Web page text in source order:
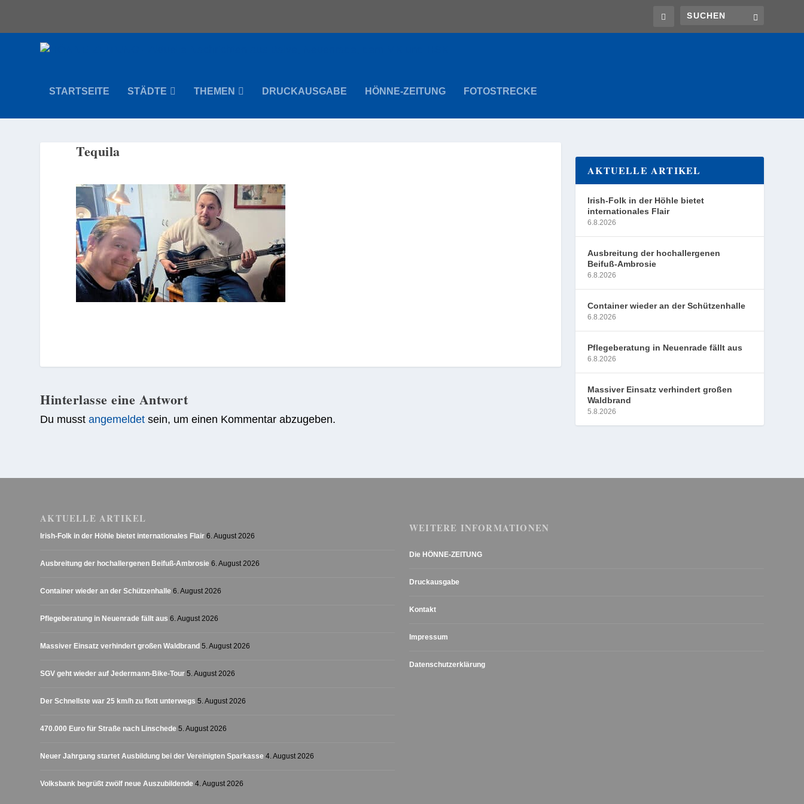
STARTSEITE STÄDTE THEMEN DRUCKAUSGABE HÖNNE-ZEITUNG FOTOSTRECKE
Tequila
Hinterlasse eine Antwort
Du musstangemeldet sein, um einen Kommentar abzugeben.
AKTUELLE ARTIKEL
Irish-Folk in der Höhle bietet
internationales Flair
6.8.2026
Ausbreitung der hochallergenen
Beifuß-Ambrosie
6.8.2026
Container wieder an der Schützenhalle
6.8.2026
Pflegeberatung in Neuenrade fällt aus
6.8.2026
Massiver Einsatz verhindert großen
Waldbrand
5.8.2026
AKTUELLE ARTIKEL
Irish-Folk in der Höhle bietet internationales Flair 6. August 2026
Ausbreitung der hochallergenen Beifuß-Ambrosie 6. August 2026
Container wieder an der Schützenhalle 6. August 2026
Pflegeberatung in Neuenrade fällt aus 6. August 2026
Massiver Einsatz verhindert großen Waldbrand 5. August 2026
SGV geht wieder auf Jedermann-Bike-Tour 5. August 2026
Der Schnellste war 25 km/h zu flott unterwegs 5. August 2026
470.000 Euro für Straße nach Linschede 5. August 2026
Neuer Jahrgang startet Ausbildung bei der Vereinigten Sparkasse 4. August 2026
Volksbank begrüßt zwölf neue Auszubildende 4. August 2026
WEITERE INFORMATIONEN
Die HÖNNE-ZEITUNG
Druckausgabe
Kontakt
Impressum
Datenschutzerklärung